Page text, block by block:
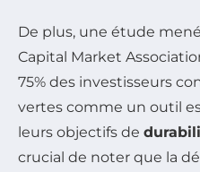
De plus, une étude
Capital Market
75% des investisseurs
vertes comme un outil
leurs objectifs de
crucial de noter que la